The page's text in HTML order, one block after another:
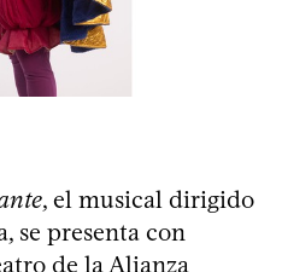
, el musical dirigido
se presenta con
de la Alianza